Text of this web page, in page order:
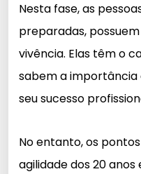
Nesta fase, as
preparadas,
vivência. Elas têm o
sabem a
seu sucesso
No entanto, os
agilidade dos 20